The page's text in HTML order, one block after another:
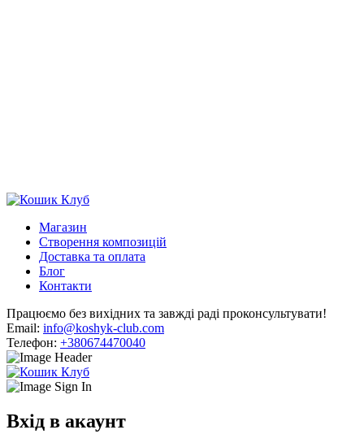
Магазин
Створення композицій
Доставка та оплата
Блог
Контакти
Працюємо без вихідних та завжді раді проконсультувати!
Email: info@koshyk-club.com
Телефон: +380674470040
Вхід в акаунт